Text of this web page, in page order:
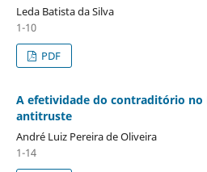
Leda Batista da Silva
1-10
PDF
A efetividade do contraditório no
antitruste
André Luiz Pereira de Oliveira
1-14